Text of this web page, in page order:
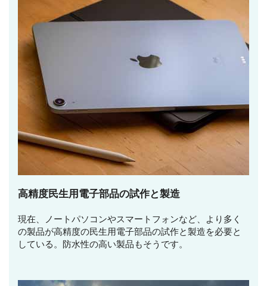
高精度民生用電子部品の試作と製造
現在、ノートパソコンやスマートフォンなど、より多く
の製品が高精度の民生用電子部品の試作と製造を必要と
している。防水性の高い製品もそうです。